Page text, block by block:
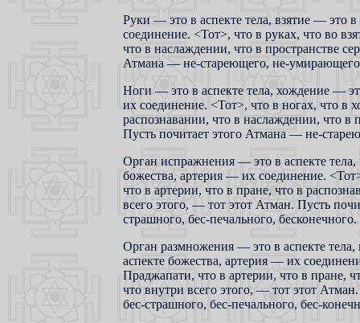
Руки — это в аспекте тела, взятие — это
соединение. <Тот>, что в руках, что во
что в наслаждении, что в пространстве
Атмана — не-стареющего, не-умирающего,
Ноги — это в аспекте тела, хождение —
их соединение. <Тот>, что в ногах, что в
распознавании, что в наслаждении, что в
Пусть почитает этого Атмана — не-
Орган испражнения — это в аспекте
божества, артерия — их соединение.
что в артерии, что в пране, что в
всего этого, — тот этот Атман. Пусть
страшного, бес-печального, бесконечного.
Орган размножения — это в аспекте
аспекте божества, артерия — их
Праджапати, что в артерии, что в пране,
что внутри всего этого, — тот этот
бес-страшного, бес-печального, бес-